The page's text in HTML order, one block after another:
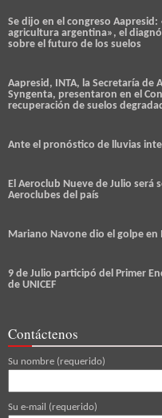
Se dijo en el congreso Aapresid:
agricultura argentina», el
sobre el futuro de los suelos
Aapresid, INTA, la Secretaría de
Syngenta, presentaron en el
recuperación de suelos
Ante el pronóstico de lluvias
El Aeroclub Nueve de Julio será
Aeroclubes del país
Mariano Navone dio el golpe
9 de Julio participó del Primer
de UNICEF
Contáctenos
Su nombre (requerido)
Su e-mail (requerido)